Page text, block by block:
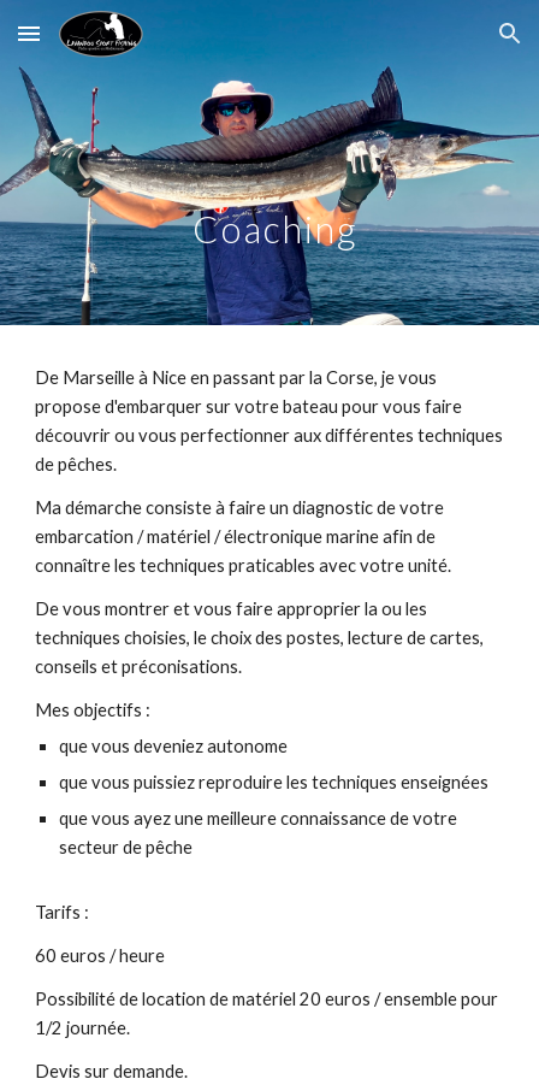
Skip to main content Skip to navigation
Coaching
De Marseille à Nice en passant par la Corse, je vous
propose d'embarquer sur votre bateau pour vous faire
découvrir ou vous perfectionner aux différentes techniques
de pêches.
Ma démarche consiste à faire un diagnostic de votre
embarcation / matériel / électronique marine afin de
connaître les techniques praticables avec votre unité.
De vous montrer et vous faire approprier la ou les
techniques choisies, le choix des postes, lecture de cartes,
conseils et préconisations.
Mes objectifs :
que vous deveniez autonome
que vous puissiez reproduire les techniques enseignées
que vous ayez une meilleure connaissance de votre
secteur de pêche
Tarifs :
60 euros / heure
Possibilité de location de matériel 20 euros / ensemble pour
1/2 journée.
Devis sur demande.